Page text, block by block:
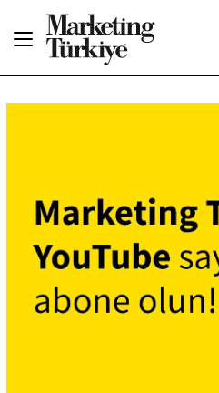
Dergiler
Etkinlikler